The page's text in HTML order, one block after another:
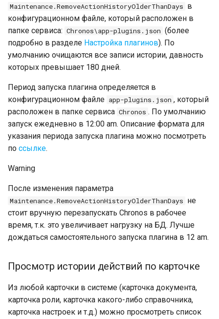
Maintenance.RemoveActionHistoryOlderThanDays в
конфигурационном файле, который расположен в
папке сервиса: Chronos\app-plugins.json (более
подробно в разделе Настройка плагинов). По
умолчанию очищаются все записи истории, давность
которых превышает 180 дней.
Период запуска плагина определяется в
конфигурационном файле app-plugins.json , который
расположен в папке сервиса Chronos . По умолчанию
запуск ежедневно в 12:00 am. Описание формата для
указания периода запуска плагина можно посмотреть
по ссылке.
Warning
После изменения параметра
Maintenance.RemoveActionHistoryOlderThanDays не
стоит вручную перезапускать Chronos в рабочее
время, т.к. это увеличивает нагрузку на БД. Лучше
дождаться самостоятельного запуска плагина в 12 am.
Просмотр истории действий по карточке
Из любой карточки в системе (карточка документа,
карточка роли, карточка какого-либо справочника,
карточка настроек и т.д.) можно просмотреть список